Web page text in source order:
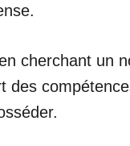
cherchant un
des